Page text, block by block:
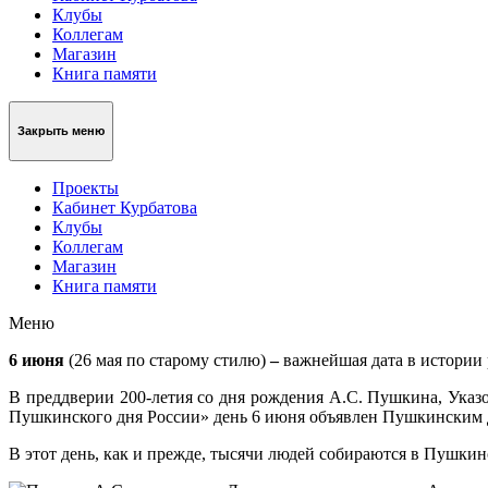
Клубы
Коллегам
Магазин
Книга памяти
Закрыть меню
Проекты
Кабинет Курбатова
Клубы
Коллегам
Магазин
Книга памяти
Меню
6 июня (26 мая по старому стилю)–важнейшая дата в истории
В преддверии 200-летия со дня рождения А.С. Пушкина,
Пушкинского дня России» день 6 июня объявлен Пушкинским
В этот день, как и прежде, тысячи людей собираются в